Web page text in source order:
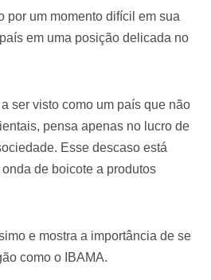
por um momento difícil em sua
em uma posição delicada no
ser visto como um país que não
pensa apenas no lucro de
Esse descaso está
de boicote a produtos
e mostra a importância de se
como o IBAMA.